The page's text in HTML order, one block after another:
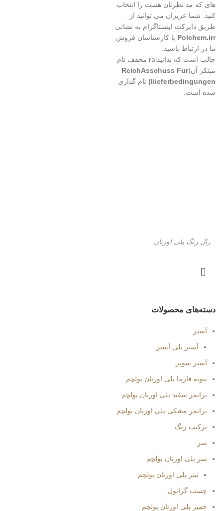
دسته‌های محصولات
آستر
آستر پلی آستر
آستر سوپر
بتونه فارما پلی اورتان پولچم
پرایمر سفید پلی اورتان پولچم
پرایمر مشکی پلی اورتان پولچم
ترکیب رنگ
تینر
تینر پلی اورتان پولچم
تینر پلی اورتان پولچم
چسب گرانول
خمیر پلی اورتان پولچم
های که مد نظرتان هست را انتخاب
کنید. شما عزیزان می توانید از
طریق دایرکت اینستاگرام به نشانی
Polchem.irr با کارشناسان فروش
ما در ارتباط باشید.
جالب است که بدانیدral مخفف نام
مبتکر آن(ReichAsschuss Fur
liieferbedingungen)
نام گذاری
شده است.
رال رنگ پلی اورتان